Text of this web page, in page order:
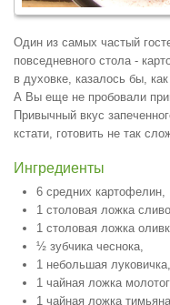
Один из самых частый
повседневного стола -
в духовке, казалось бы,
А Вы еще не пробовали
Привычный вкус
кстати, готовить не так
Ингредиенты
6 средних картофелин,
1 столовая ложка
1 столовая ложка
½ зубчика чеснока,
1 небольшая луковичка,
1 чайная ложка
1 чайная ложка